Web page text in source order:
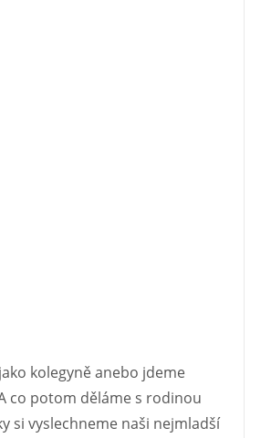
kolegyně anebo jdeme
co potom děláme s rodinou
si vyslechneme naši nejmladší